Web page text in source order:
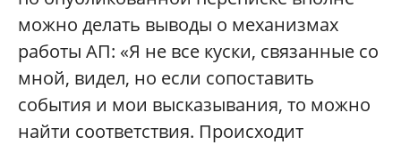
можно делать выводы о механизмах
работы АП: «Я не все куски, связанные со
мной, видел, но если сопоставить
события и мои высказывания, то можно
найти соответствия. Происходит